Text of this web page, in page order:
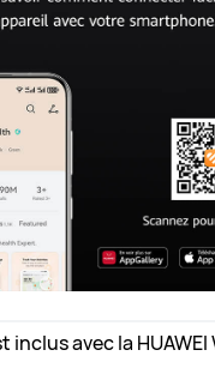
inclus avec la HUAWEI